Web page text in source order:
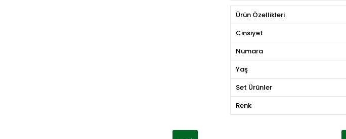
Ürün Özellikleri
Cinsiyet
Numara
Yaş
Set Ürünler
Renk